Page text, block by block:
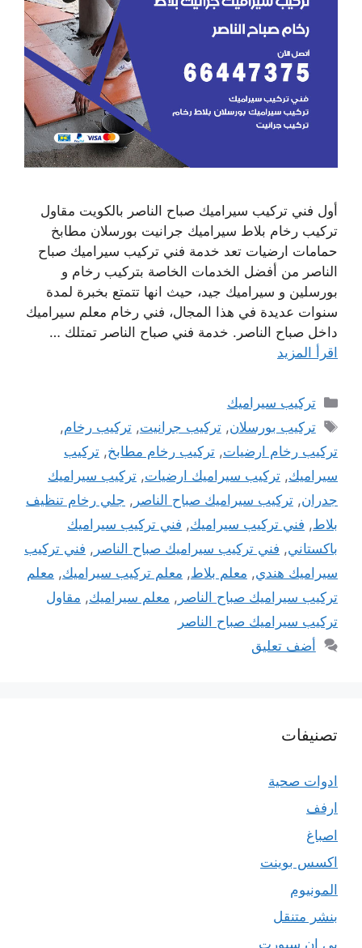
أول فني تركيب سيراميك صباح الناصر بالكويت مقاول
تركيب رخام بلاط سيراميك جرانيت بورسلان مطابخ
حمامات ارضيات تعد خدمة فني تركيب سيراميك صباح
الناصر من أفضل الخدمات الخاصة بتركيب رخام و
بورسلين و سيراميك جيد، حيث انها تتمتع بخبرة لمدة
سنوات عديدة في هذا المجال، فني رخام معلم سيراميك
داخل صباح الناصر. خدمة فني صباح الناصر تمتلك …
اقرأ المزيد
التصنيفات
تركيب سيراميك
الوسوم
تركيب بورسلان,تركيب جرانيت,تركيب رخام,
تركيب رخام ارضيات, تركيب رخام مطابخ, تركيب
سيراميك, تركيب سيراميك ارضيات, تركيب سيراميك
جدران, تركيب سيراميك صباح الناصر , جلي رخام تنظيف
بلاط, فني تركيب سيراميك, فني تركيب سيراميك
باكستاني, فني تركيب سيراميك صباح الناصر , فني تركيب
سيراميك هندي, معلم بلاط, معلم تركيب سيراميك, معلم
تركيب سيراميك صباح الناصر , معلم سيراميك, مقاول
تركيب سيراميك صباح الناصر
أضف تعليق
تصنيفات
ادوات صحية
ارفف
اصباغ
اكسس بوينت
المونيوم
بنشر متنقل
بي ان سبورت